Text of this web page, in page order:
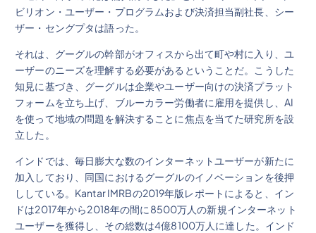
ビリオン・ユーザー・プログラムおよび決済担当副社長、シー
ザー・セングプタは語った。
それは、グーグルの幹部がオフィスから出て町や村に入り、ユ
ーザーのニーズを理解する必要があるということだ。こうした
知見に基づき、グーグルは企業やユーザー向けの決済プラット
フォームを立ち上げ、ブルーカラー労働者に雇用を提供し、AI
を使って地域の問題を解決することに焦点を当てた研究所を設
立した。
インドでは、毎日膨大な数のインターネットユーザーが新たに
加入しており、同国におけるグーグルのイノベーションを後押
ししている。Kantar IMRBの2019年版レポートによると、イン
ドは2017年から2018年の間に8500万人の新規インターネット
ユーザーを獲得し、その総数は4億8100万人に達した。インド